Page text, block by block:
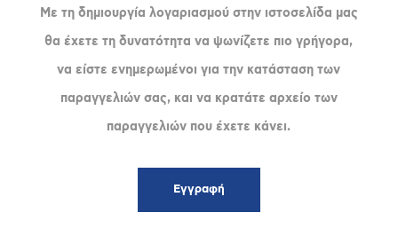
Με τη δημιουργία λογαριασμού στην ιστοσελίδα μας
θα έχετε τη δυνατότητα να ψωνίζετε πιο γρήγορα,
να είστε ενημερωμένοι για την κατάσταση των
παραγγελιών σας, και να κρατάτε αρχείο των
παραγγελιών που έχετε κάνει.